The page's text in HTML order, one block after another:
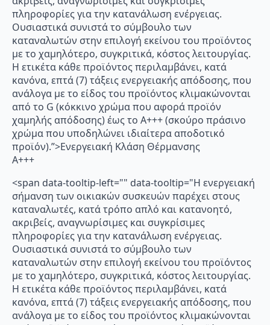
πληροφορίες για την κατανάλωση ενέργειας.
Ουσιαστικά συνιστά το σύμβουλο των
καταναλωτών στην επιλογή εκείνου του προϊόντος
με το χαμηλότερο, συγκριτικά, κόστος λειτουργίας.
Η ετικέτα κάθε προϊόντος περιλαμβάνει, κατά
κανόνα, επτά (7) τάξεις ενεργειακής απόδοσης, που
ανάλογα με το είδος του προϊόντος κλιμακώνονται
από το G (κόκκινο χρώμα που αφορά προϊόν
χαμηλής απόδοσης) έως το Α+++ (σκούρο πράσινο
χρώμα που υποδηλώνει ιδιαίτερα αποδοτικό
προϊόν).”>Ενεργειακή Κλάση Θέρμανσης
A+++
<span data-tooltip-left="" data-tooltip="Η ενεργειακή
σήμανση των οικιακών συσκευών παρέχει στους
καταναλωτές, κατά τρόπο απλό και κατανοητό,
ακριβείς, αναγνωρίσιμες και συγκρίσιμες
πληροφορίες για την κατανάλωση ενέργειας.
Ουσιαστικά συνιστά το σύμβουλο των
καταναλωτών στην επιλογή εκείνου του προϊόντος
με το χαμηλότερο, συγκριτικά, κόστος λειτουργίας.
Η ετικέτα κάθε προϊόντος περιλαμβάνει, κατά
κανόνα, επτά (7) τάξεις ενεργειακής απόδοσης, που
ανάλογα με το είδος του προϊόντος κλιμακώνονται